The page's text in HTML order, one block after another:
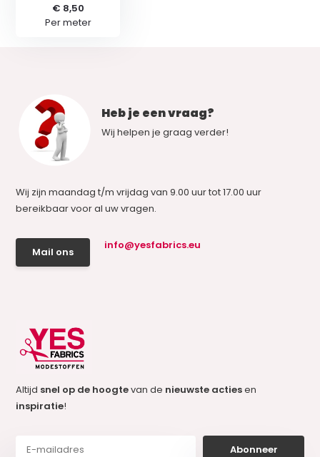
€ 8,50
Per meter
Heb je een vraag?
Wij helpen je graag verder!
Wij zijn maandag t/m vrijdag van 9.00 uur tot 17.00 uur
bereikbaar voor al uw vragen.
Mail ons
info@yesfabrics.eu
Altijd snel op de hoogtevan de nieuwste actiesen
inspiratie!
Abonneer